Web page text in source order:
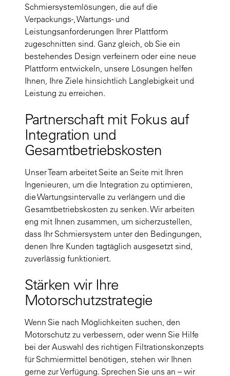
Schmiersystemlösungen, die auf die
Verpackungs-, Wartungs- und
Leistungsanforderungen Ihrer Plattform
zugeschnitten sind. Ganz gleich, ob Sie ein
bestehendes Design verfeinern oder eine neue
Plattform entwickeln, unsere Lösungen helfen
Ihnen, Ihre Ziele hinsichtlich Langlebigkeit und
Leistung zu erreichen.
Partnerschaft mit Fokus auf
Integration und
Gesamtbetriebskosten
Unser Team arbeitet Seite an Seite mit Ihren
Ingenieuren, um die Integration zu optimieren,
die Wartungsintervalle zu verlängern und die
Gesamtbetriebskosten zu senken. Wir arbeiten
eng mit Ihnen zusammen, um sicherzustellen,
dass Ihr Schmiersystem unter den Bedingungen,
denen Ihre Kunden tagtäglich ausgesetzt sind,
zuverlässig funktioniert.
Stärken wir Ihre
Motorschutzstrategie
Wenn Sie nach Möglichkeiten suchen, den
Motorschutz zu verbessern, oder wenn Sie Hilfe
bei der Auswahl des richtigen Filtrationskonzepts
für Schmiermittel benötigen, stehen wir Ihnen
gerne zur Verfügung. Sprechen Sie uns an – wir